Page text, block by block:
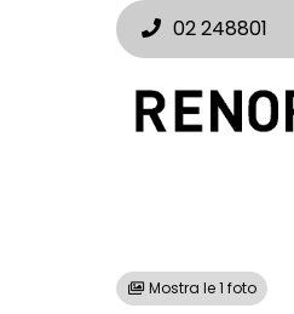
02 248801
Mostra le 1 foto